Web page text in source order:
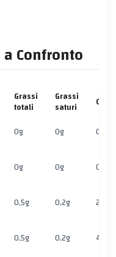
Confronto
Grassi
totali
Grassi
saturi
0g 0g 0g
0g 0g 0,5g
0,5g 0,2g 2g
0,5g 0,2g 4g